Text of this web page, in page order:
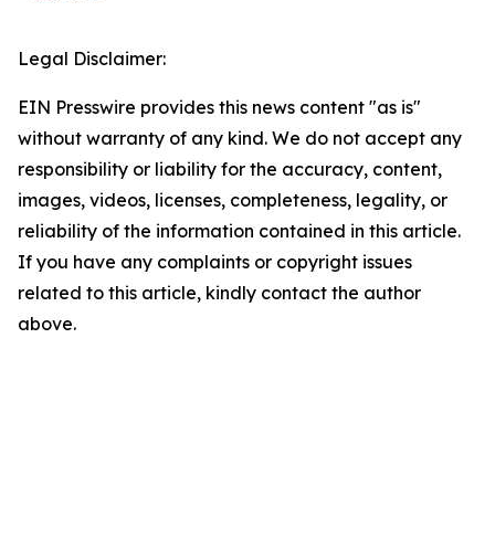
Legal Disclaimer:
EIN Presswire provides this news content "as is"
without warranty of any kind. We do not accept any
responsibility or liability for the accuracy, content,
images, videos, licenses, completeness, legality, or
reliability of the information contained in this article.
If you have any complaints or copyright issues
related to this article, kindly contact the author
above.